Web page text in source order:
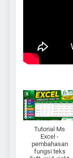
Tutorial Ms
Excel -
pembahasan
fungsi teks